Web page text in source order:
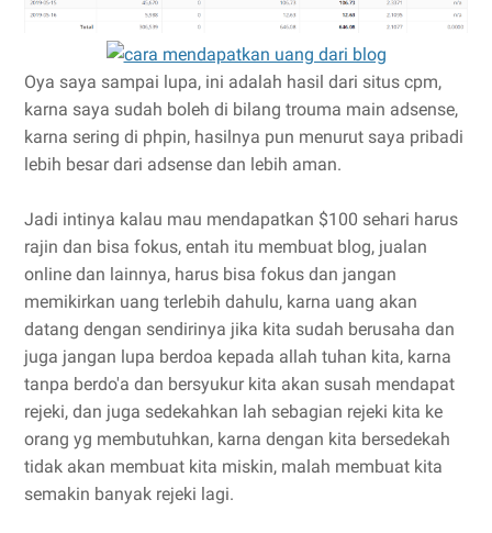
Oya saya sampai lupa, ini adalah hasil dari situs cpm,
karna saya sudah boleh di bilang trouma main adsense,
karna sering di phpin, hasilnya pun menurut saya pribadi
lebih besar dari adsense dan lebih aman.
Jadi intinya kalau mau mendapatkan $100 sehari harus
rajin dan bisa fokus, entah itu membuat blog, jualan
online dan lainnya, harus bisa fokus dan jangan
memikirkan uang terlebih dahulu, karna uang akan
datang dengan sendirinya jika kita sudah berusaha dan
juga jangan lupa berdoa kepada allah tuhan kita, karna
tanpa berdo'a dan bersyukur kita akan susah mendapat
rejeki, dan juga sedekahkan lah sebagian rejeki kita ke
orang yg membutuhkan, karna dengan kita bersedekah
tidak akan membuat kita miskin, malah membuat kita
semakin banyak rejeki lagi.